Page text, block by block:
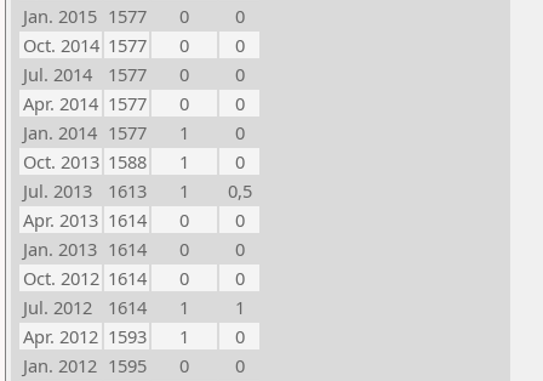
Jan. 2015 1577 0
0
Oct. 2014 1577 0
0
Jul. 2014
1577 0
0
Apr. 2014 1577 0
0
Jan. 2014 1577 1
0
Oct. 2013 1588 1
0
Jul. 2013
1613 1
0,5
Apr. 2013 1614 0
0
Jan. 2013 1614 0
0
Oct. 2012 1614 0
0
Jul. 2012
1614 1
1
Apr. 2012 1593 1
0
Jan. 2012 1595 0
0